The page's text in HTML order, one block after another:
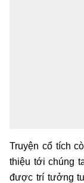
Truyện cổ tích
thiệu tới chúng
được trí tưởng